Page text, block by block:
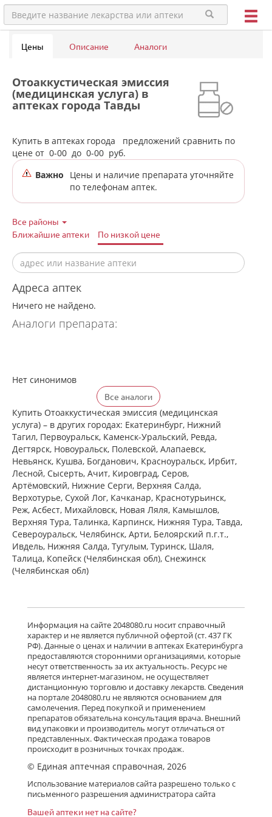
Цены Описание Аналоги
Отоаккустическая эмиссия
(медицинская услуга) в
аптеках города Тавды
Купить в аптеках города
предложений сравнить по
цене от 0-00 до 0-00 руб.
Важно
Цены и наличие препарата уточняйте
по телефонам аптек.
Все районы
Ближайшие аптеки
По низкой цене
Адреса аптек
Ничего не найдено.
Аналоги препарата:
Нет синонимов
Все аналоги
Купить Отоаккустическая эмиссия (медицинская
услуга) – в других городах: Екатеринбург, Нижний
Тагил, Первоуральск, Каменск-Уральский, Ревда,
Дегтярск, Новоуральск, Полевской, Алапаевск,
Невьянск, Кушва, Богданович, Красноуральск, Ирбит,
Лесной, Сысерть, Ачит, Кировград, Серов,
Артёмовский, Нижние Cерги, Верхняя Салда,
Верхотурье, Сухой Лог, Качканар, Краснотурьинск,
Реж, Асбест, Михайловск, Новая Ляля, Камышлов,
Верхняя Тура, Талинка, Карпинск, Нижняя Тура, Тавда,
Североуральск, Челябинск, Арти, Белоярский п.г.т.,
Ивдель, Нижняя Салда, Тугулым, Туринск, Шаля,
Талица, Копейск (Челябинская обл), Снежинск
(Челябинская обл)
Информация на сайте 2048080.ru носит справочный
характер и не является публичной офертой (ст. 437 ГК
РФ). Данные о ценах и наличии в аптеках Екатеринбурга
предоставляются сторонними организациями, которые
несут ответственность за их актуальность. Ресурс не
является интернет-магазином, не осуществляет
дистанционную торговлю и доставку лекарств. Сведения
на портале 2048080.ru не являются основанием для
самолечения. Перед покупкой и применением
препаратов обязательна консультация врача. Внешний
вид упаковки и производитель могут отличаться от
представленных. Фактическая продажа товаров
происходит в розничных точках продаж.
© Единая аптечная справочная, 2026
Использование материалов сайта разрешено только с
письменного разрешения администратора сайта
Вашей аптеки нет на сайте?